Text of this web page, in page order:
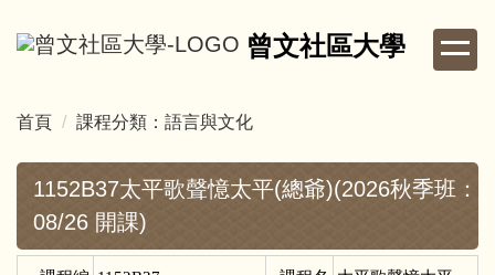
到
內
曾文社區大學
首頁 課程分類：語言與文化
1152B37太平歌聲憶太平(總爺)(2026秋季班：
08/26 開課)